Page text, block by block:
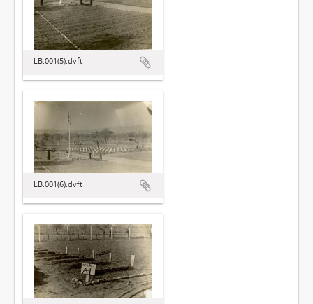
LB.001(5).dvft
LB.001(6).dvft